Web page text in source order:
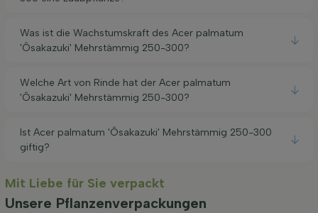
Was ist die Wachstumskraft des Acer palmatum
'Ôsakazuki' Mehrstämmig 250-300?
Welche Art von Rinde hat der Acer palmatum
'Ôsakazuki' Mehrstämmig 250-300?
Ist Acer palmatum 'Ôsakazuki' Mehrstämmig 250-300
giftig?
Mit Liebe für Sie verpackt
Unsere Pflanzenverpackungen